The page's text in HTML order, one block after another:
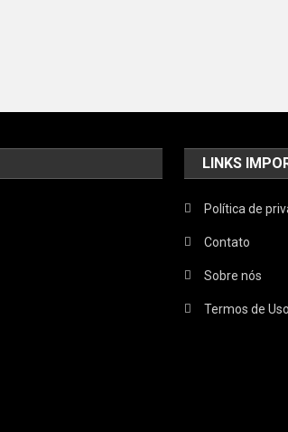
LINKS
Política de
Contato
Sobre nós
Termos de